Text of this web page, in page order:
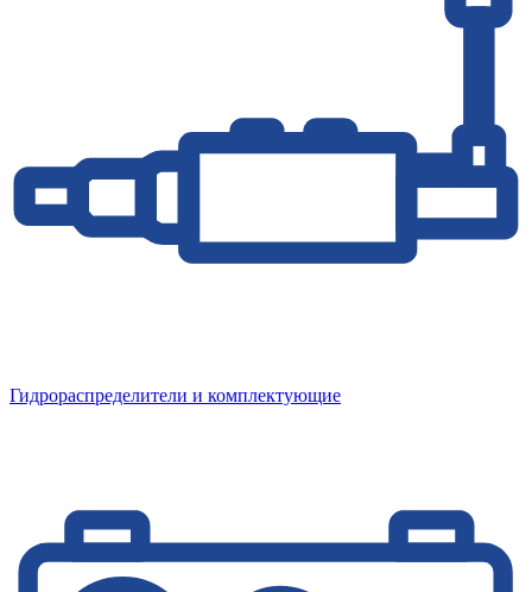
Гидрораспределители и комплектующие